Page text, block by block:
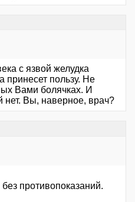
с язвой желудка
принесет пользу. Не
Вами болячках. И
нет. Вы, наверное, врач?
противопоказаний.